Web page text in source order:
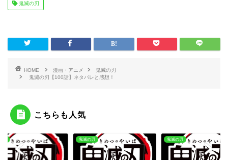
鬼滅の刃
HOME 漫画・アニメ
鬼滅の刃
鬼滅の刃【100話】ネタバレと感想！
こちらも人気
鬼滅の刃 鬼滅の刃